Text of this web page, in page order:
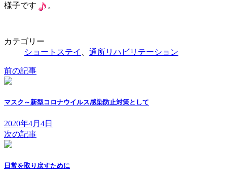
様子です
。
カテゴリー
ショートステイ
通所リハビリテーション
前の記事
マスク～新型コロナウイルス感染防止対策として
2020年4月4日
次の記事
日常を取り戻すために